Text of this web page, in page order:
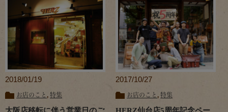
2018/01/19
お店のこと , 特集
大阪店移転に伴う営業日のご
2017/10/27
お店のこと ,特集
HERZ仙台店5周年記念ペー